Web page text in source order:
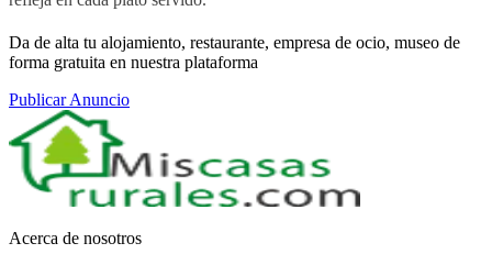
Da de alta tu alojamiento, restaurante, empresa de ocio, museo de
forma gratuita en nuestra plataforma
Publicar Anuncio
Acerca de nosotros